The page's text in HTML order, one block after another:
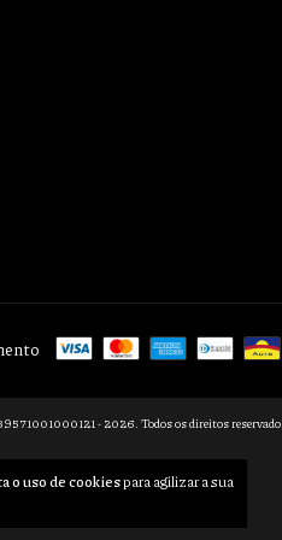
o uso de cookiespara agilizar a sua
- 2026. Todos os direitos